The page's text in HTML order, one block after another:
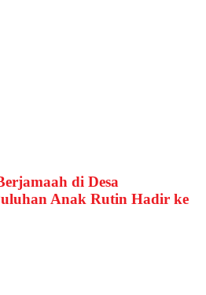
di Desa
Anak Rutin Hadir ke